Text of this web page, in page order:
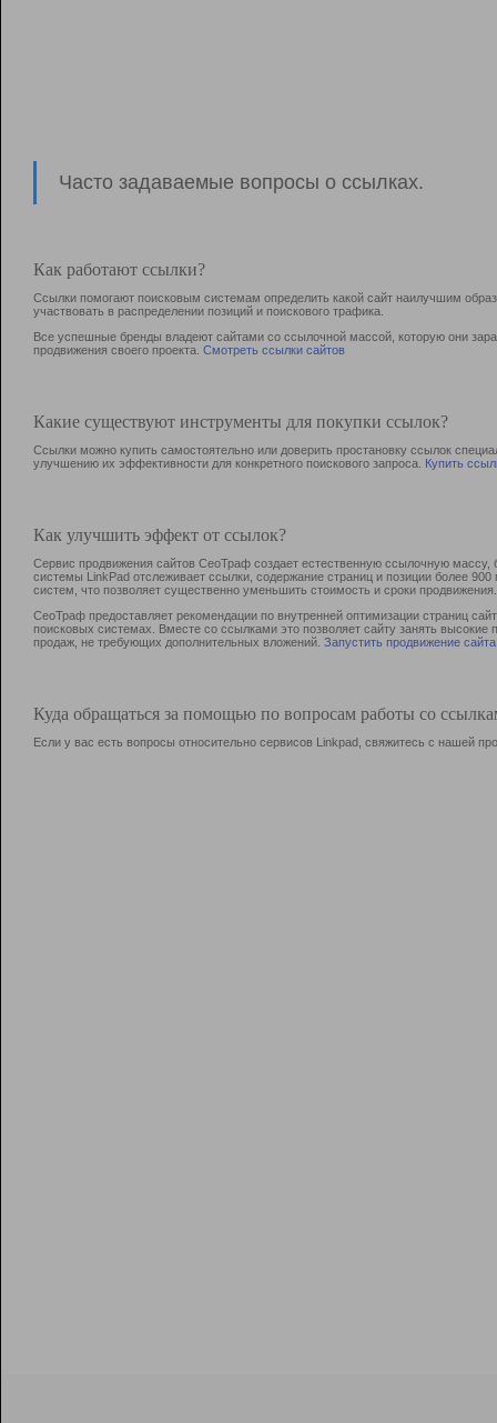
Часто задаваемые вопросы о ссылках.
Как работают ссылки?
Ссылки помогают поисковым системам определить какой сайт наилучшим
участвовать в раcпределении позиций и поискового трафика.
Все успешные бренды владеют сайтами со ссылочной массой, которую они
продвижения своего проекта. Смотреть ссылки сайтов
Какие существуют инструменты для покупки ссылок?
Ссылки можно купить самостоятельно или доверить простановку ссылок
улучшению их эффективности для конкретного поискового запроса. Купить
Как улучшить эффект от ссылок?
Сервис продвижения сайтов СеоТраф создает естественную ссылочную
системы LinkPad отслеживает ссылки, содержание страниц и позиции более
систем, что позволяет существенно уменьшить стоимость и сроки продвижения.
СеоТраф предоставляет рекомендации по внутренней оптимизации страниц
поисковых системах. Вместе со ссылками это позволяет сайту занять
продаж, не требующих дополнительных вложений. Запустить продвижение сайта
Куда обращаться за помощью по вопросам работы со
Если у вас есть вопросы относительно сервисов Linkpad, свяжитесь с нашей